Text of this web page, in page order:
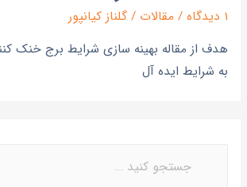
1 دیدگاه / مقالات / گلناز کیانپور
هدف از مقاله بهینه سازی شرایط برج خنک
به شرایط ایده آل